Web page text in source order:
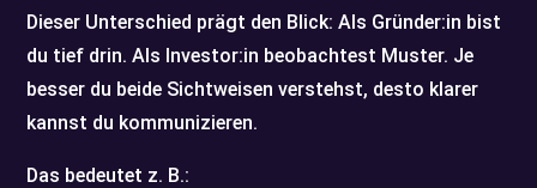
Dieser Unterschied prägt den Blick: Als Gründer:in bist
du tief drin. Als Investor:in beobachtest Muster. Je
besser du beide Sichtweisen verstehst, desto klarer
kannst du kommunizieren.
Das bedeutet z. B.: